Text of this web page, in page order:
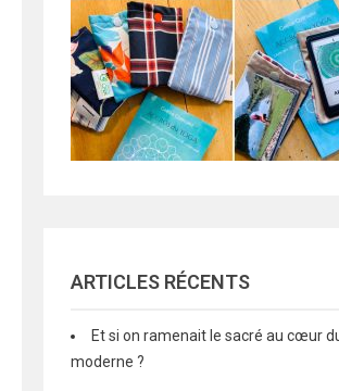
ARTICLES RÉCENTS
Et si on ramenait le sacré au cœur
moderne ?